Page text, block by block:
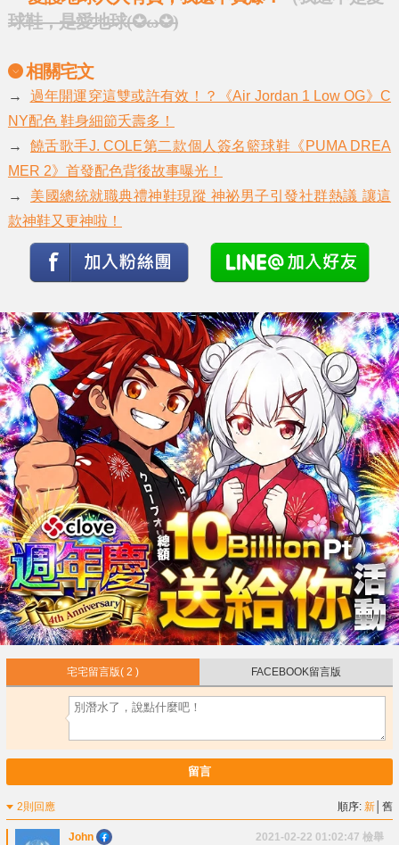
球鞋，是愛地球(✪ω✪)
相關宅文
→ 過年開運穿這雙或許有效！？《Air Jordan 1 Low OG》C
NY配色 鞋身細節夭壽多！
→ 饒舌歌手J. COLE第二款個人簽名籃球鞋《PUMA DREA
MER 2》首發配色背後故事曝光！
→ 美國總統就職典禮神鞋現蹤 神祕男子引發社群熱議 讓這
款神鞋又更神啦！
宅宅留言版( 2 ) FACEBOOK留言版
留言
2則回應 順序:新 │舊
John 2021-02-22 01:02:47 檢舉